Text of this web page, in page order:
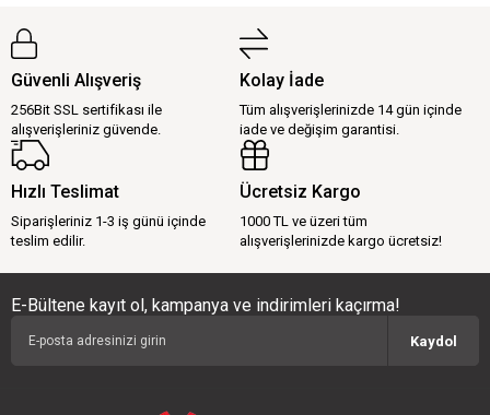
Güvenli Alışveriş
256Bit SSL sertifikası ile
alışverişleriniz güvende.
Kolay İade
Tüm alışverişlerinizde 14 gün içinde
iade ve değişim garantisi.
Hızlı Teslimat
Siparişleriniz 1-3 iş günü içinde
teslim edilir.
Ücretsiz Kargo
1000 TL ve üzeri tüm
alışverişlerinizde kargo ücretsiz!
E-Bültene kayıt ol, kampanya ve indirimleri kaçırma!
Kaydol